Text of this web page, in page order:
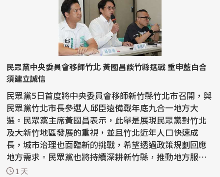
民眾黨中央委員會移師竹北 黃國昌談竹縣選戰 重申藍白合
須建立誠信
民眾黨5日首度將中央委員會移師新竹縣竹北市召開，與
民眾黨竹北市長參選人邱臣遠備戰年底九合一地方大
選。民眾黨主席黃國昌表示，此舉是展現民眾黨對竹北
及大新竹地區發展的重視，並且竹北近年人口快速成
長，城市治理也面臨新的挑戰，希望透過政策規劃回應
地方需求。民眾黨也將持續深耕新竹縣，推動地方服務
與政策落...
1 天